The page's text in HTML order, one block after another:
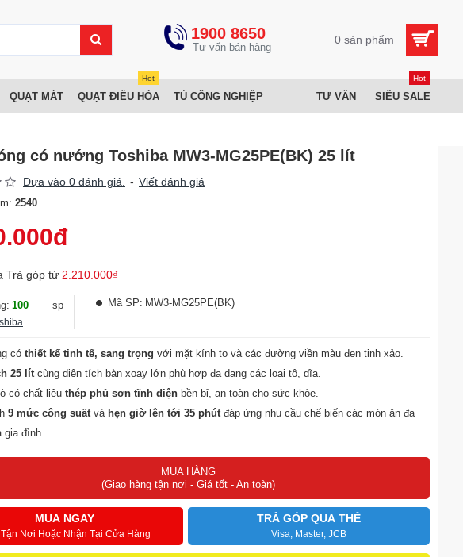
1900 8650 0 sản phẩm
QUẠT MÁT QUẠT ĐIỀU HÒA
Hot
TỦ CÔNG NGHIỆP TƯ VẤN SIÊU SALE
Hot
có nướng Toshiba MW3-MG25PE(BK) 25 lít
Dựa vào 0 đánh giá. - Viết đánh giá
2540
Trả góp từ 2.210.000₫
100
sp
Mã SP: MW3-MG25PE(BK)
có thiết kế tinh tế, sang trọng với mặt kính to và các đường viền màu đen tinh xảo.
25 lít cùng diện tích bàn xoay lớn phù hợp đa dạng các loại tô, dĩa.
có chất liệu thép phủ sơn tĩnh điện bền bỉ, an toàn cho sức khỏe.
9 mức công suất và hẹn giờ lên tới 35 phútđáp ứng nhu cầu chế biến các món ăn đa
gia đình.
, sản xuất tại Trung Quốc.
MUA HÀNG
(Giao hàng tận nơi - Giá tốt - An toàn)
MUA NGAY
Nơi Hoặc Nhận Tại Cửa Hàng
TRẢ GÓP QUA THẺ
Visa, Master, JCB